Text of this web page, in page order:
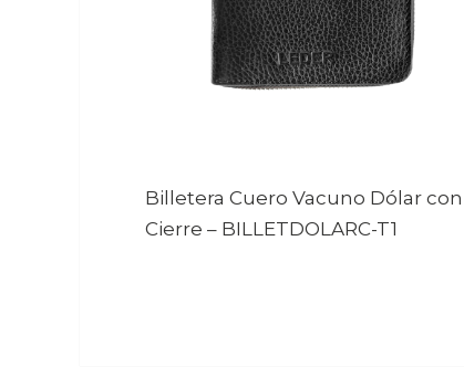
Billetera Cuero Vacuno Dólar con
Cierre – BILLETDOLARC-T1